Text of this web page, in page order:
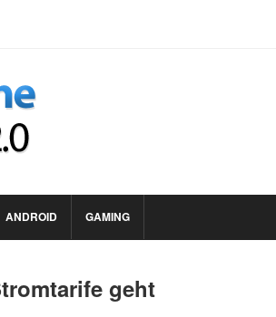
ANDROID GAMING
geht